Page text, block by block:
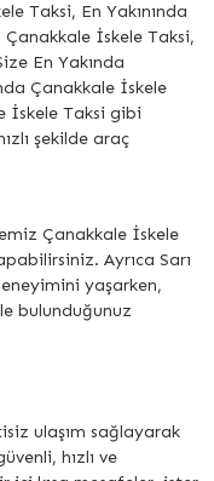
Taksi, En Yakınında
Çanakkale İskele Taksi,
En Yakında
Çanakkale İskele
İskele Taksi gibi
şekilde araç
Çanakkale İskele
Ayrıca Sarı
yaşarken,
bulunduğunuz
ulaşım sağlayarak
hızlı ve